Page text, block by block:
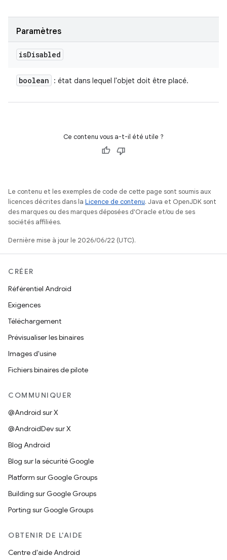
Paramètres
isDisabled
boolean : état dans lequel l'objet doit être placé.
Ce contenu vous a-t-il été utile ?
Le contenu et les exemples de code de cette page sont soumis aux
licences décrites dans la Licence de contenu. Java et OpenJDK sont
des marques ou des marques déposées d'Oracle et/ou de ses
sociétés affiliées.
Dernière mise à jour le 2026/06/22 (UTC).
CRÉER
Référentiel Android
Exigences
Téléchargement
Prévisualiser les binaires
Images d'usine
Fichiers binaires de pilote
COMMUNIQUER
@Android sur X
@AndroidDev sur X
Blog Android
Blog sur la sécurité Google
Platform sur Google Groups
Building sur Google Groups
Porting sur Google Groups
OBTENIR DE L'AIDE
Centre d'aide Android